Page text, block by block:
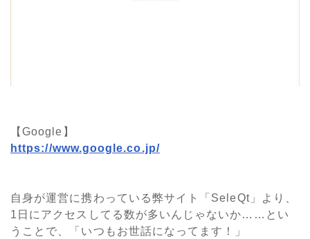
【Google】
https://www.google.co.jp/
自身が運営に携わっている弊サイト「SeleQt」より、
1日にアクセスしてる数が多いんじゃないか……とい
うことで、「いつもお世話になってます！」